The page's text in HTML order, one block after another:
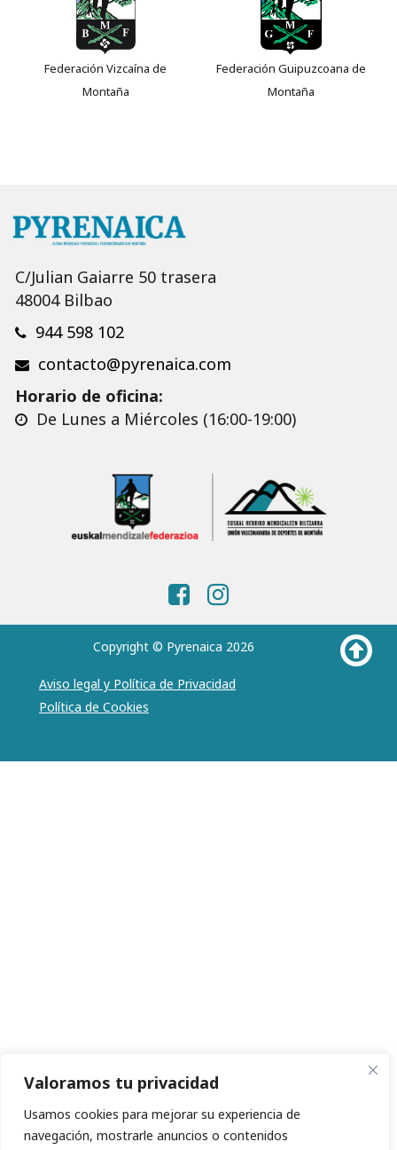
Valoramos tu privacidad
Usamos cookies para mejorar su experiencia de
navegación, mostrarle anuncios o contenidos
Federación Vizcaína de
Montaña
Federación Guipuzcoana de
Montaña
C/Julian Gaiarre 50 trasera
48004 Bilbao
944 598 102
contacto@pyrenaica.com
Horario de oficina:
De Lunes a Miércoles (16:00-19:00)
Copyright © Pyrenaica 2026
Aviso legal y Política de Privacidad
Política de Cookies